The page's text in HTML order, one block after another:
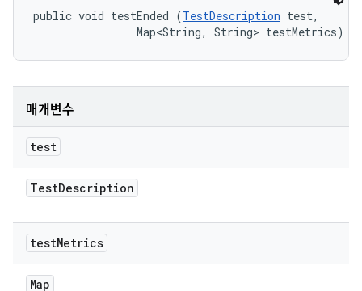
public void testEnded (TestDescription test,
                Map<String, String> testMetrics)
매개변수
test
TestDescription
testMetrics
Map